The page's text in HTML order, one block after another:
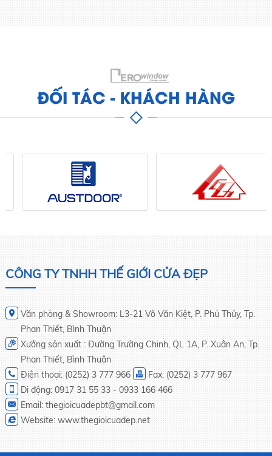
ĐỐI TÁC - KHÁCH HÀNG
CÔNG TY TNHH THẾ GIỚI CỬA ĐẸP
Văn phòng & Showroom: L3-21 Võ Văn Kiệt, P. Phú Thủy, Tp.
Phan Thiết, Bình Thuận
Xưởng sản xuất : Đường Trường Chinh, QL 1A, P. Xuân An, Tp.
Phan Thiết, Bình Thuận
Điện thoại: (0252) 3 777 966
Fax: (0252) 3 777 967
Di động: 0917 31 55 33 - 0933 166 466
Email: thegioicuadepbt@gmail.com
Website: www.thegioicuadep.net